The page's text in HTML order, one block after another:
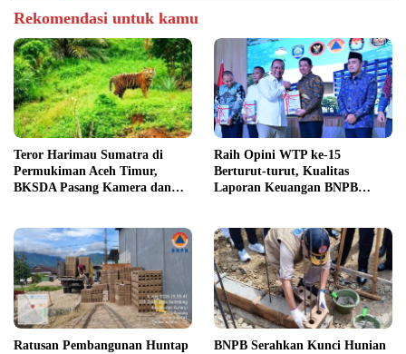
Rekomendasi untuk kamu
Teror Harimau Sumatra di
Permukiman Aceh Timur,
BKSDA Pasang Kamera dan
Raih Opini WTP ke-15
Berturut-turut, Kualitas
Laporan Keuangan BNPB
Ratusan Pembangunan Huntap
BNPB Serahkan Kunci Hunian